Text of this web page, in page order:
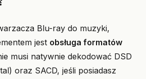
Blu-ray do muzyki,
jest obsługa formatów
musi natywnie dekodować DSD
oraz SACD, jeśli posiadasz